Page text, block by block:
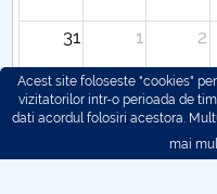
31 1 2
Acest site foloseste "cookies"
vizitatorilor intr-o perioada de
dati acordul folosiri acestora.
mai